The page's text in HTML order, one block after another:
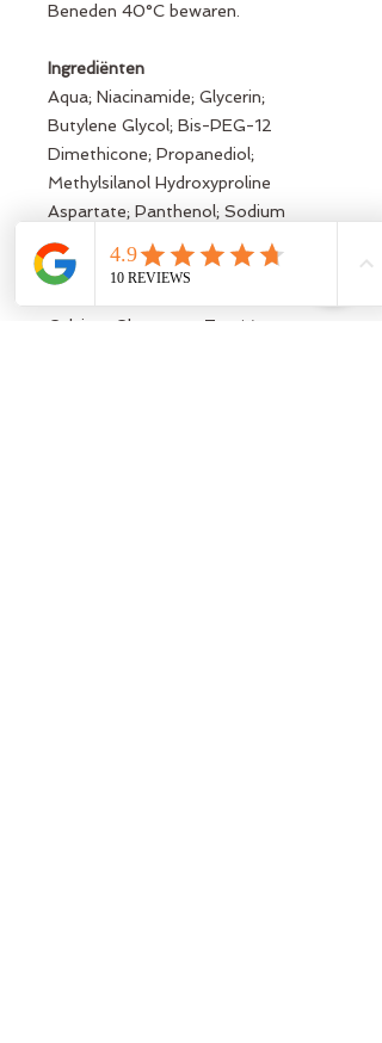
Beneden 40°C bewaren.
Ingrediënten
Aqua; Niacinamide; Glycerin;
Butylene Glycol; Bis-PEG-12
Dimethicone; Propanediol;
Methylsilanol Hydroxyproline
Aspartate; Panthenol; Sodium
Phytate; Sodium Hyaluronate;
Deschampsia antarctica Leaf
Calcium Gluconate; Zea Mays